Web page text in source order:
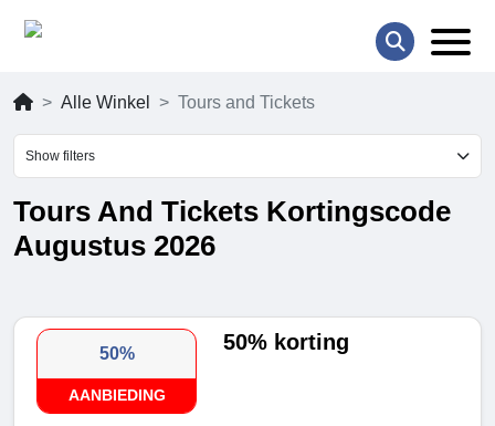
Alle Winkel Tours and Tickets
Show filters
Tours And Tickets Kortingscode
Augustus 2026
50%
AANBIEDING
50% korting